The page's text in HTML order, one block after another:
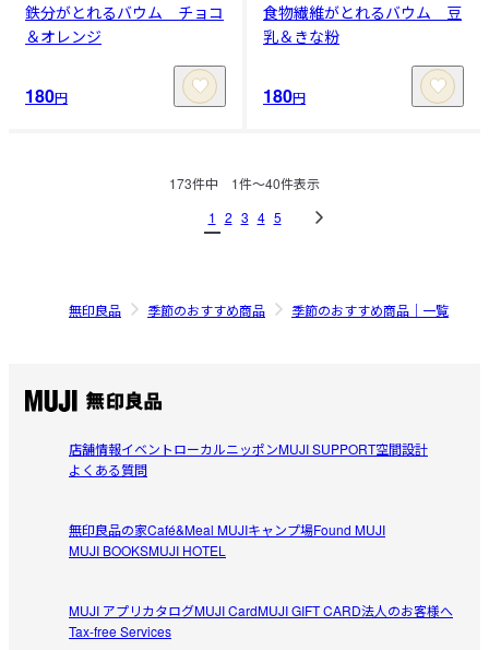
鉄分がとれるバウム チョコ
＆オレンジ
180円
食物繊維がとれるバウム 豆
乳＆きな粉
180円
173件中 1件〜40件表示
1 2 3 4 5
無印良品 季節のおすすめ商品 季節のおすすめ商品｜一覧
店舗情報イベントローカルニッポンMUJI SUPPORT空間設計
よくある質問
無印良品の家Café&Meal MUJIキャンプ場Found MUJI
MUJI BOOKSMUJI HOTEL
MUJI アプリカタログMUJI CardMUJI GIFT CARD法人のお客様へ
Tax-free Services